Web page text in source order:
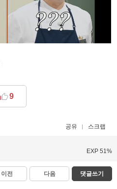
9
공유 스크랩
EXP 51%
이전 다음 댓글쓰기